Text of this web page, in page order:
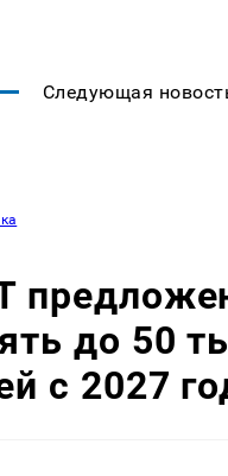
Следующая
до 50
с 2027